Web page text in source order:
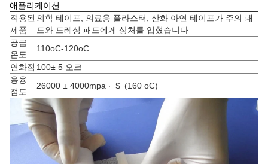
애플리케이션
적용된
제품
의학 테이프, 의료용 플라스터, 산화 아연 테이프가 주의 패
드와 드레싱 패드에게 상처를 입혔습니다
공급
온도
110oC-120oC
연화점 100± 5 오크
용융
점도
26000 ± 4000mpa · Ｓ (160 oC)